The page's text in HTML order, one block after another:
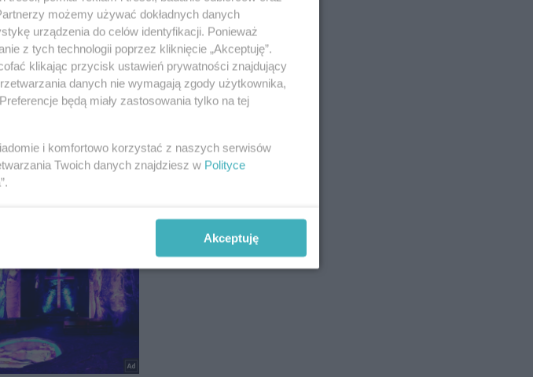
możemy używać dokładnych danych
urządzenia do celów identyfikacji. Ponieważ
z tych technologii poprzez kliknięcie „Akceptuję”.
klikając przycisk ustawień prywatności znajdujący
danych nie wymagają zgody użytkownika,
będą miały zastosowania tylko na tej
i komfortowo korzystać z naszych serwisów
Twoich danych znajdziesz w Polityce
Akceptuję